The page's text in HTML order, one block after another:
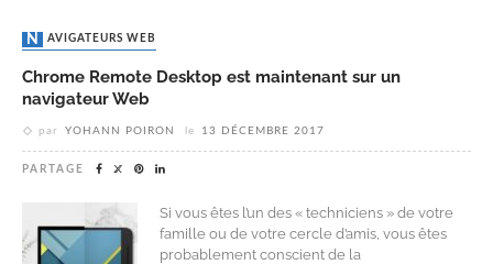
NAVIGATEURS WEB
Chrome Remote Desktop est maintenant sur un
navigateur Web
par YOHANN POIRON le 13 DÉCEMBRE 2017
PARTAGE
Si vous êtes l’un des « techniciens » de votre
famille ou de votre cercle d’amis, vous êtes
probablement conscient de la